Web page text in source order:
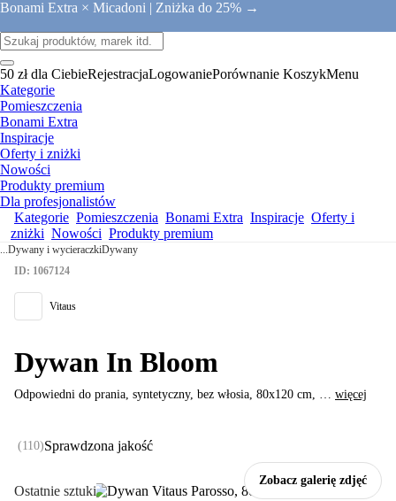
Bonami Extra × Micadoni | Zniżka do 25% →
50 zł dla CiebieRejestracjaLogowaniePorównanie KoszykMenu
Kategorie
Pomieszczenia
Bonami Extra
Inspiracje
Oferty i zniżki
Nowości
Produkty premium
Dla profesjonalistów
Kategorie Pomieszczenia Bonami Extra Inspiracje Oferty i
zniżki Nowości Produkty premium
...Dywany i wycieraczkiDywany
Zobacz galerię zdjęć
Ostatnie sztuki
ID: 1067124
Vitaus
Dywan In Bloom
Odpowiedni do prania, syntetyczny, bez włosia, 80x120 cm, … więcej
(110)Sprawdzona jakość